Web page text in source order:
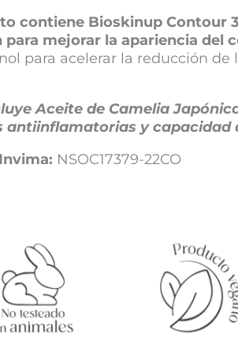
contiene Bioskinup Contour
para mejorar la apariencia del
para acelerar la reducción
Aceite de Camelia
antiinflamatorias y capacidad
NSOC17379-22CO